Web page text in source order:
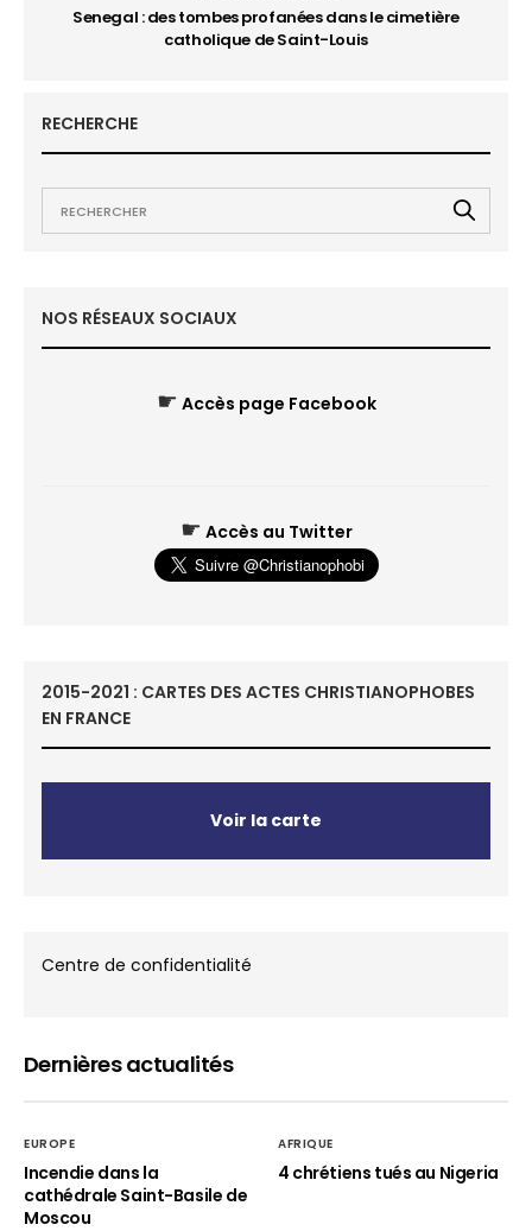
Senegal : des tombes profanées dans le cimetière
catholique de Saint-Louis
RECHERCHE
NOS RÉSEAUX SOCIAUX
☛ Accès page Facebook
☛ Accès au Twitter
2015-2021 : CARTES DES ACTES CHRISTIANOPHOBES
EN FRANCE
Voir la carte
Centre de confidentialité
Dernières actualités
EUROPE
Incendie dans la
cathédrale Saint-Basile de
Moscou
AFRIQUE
4 chrétiens tués au Nigeria